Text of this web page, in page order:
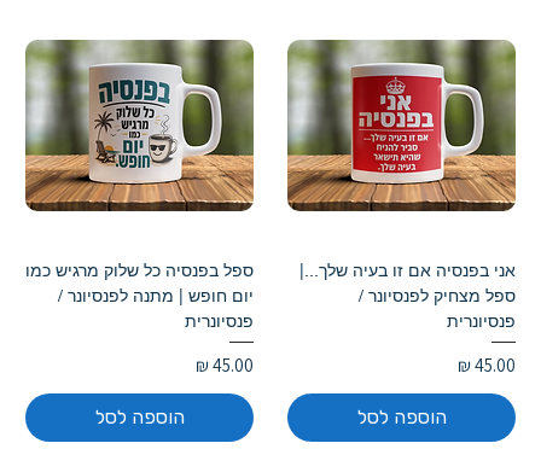
אני בפנסיה אם זו בעיה שלך...|
ספל מצחיק לפנסיונר /
פנסיונרית
מחיר
הוספה לסל
ספל בפנסיה כל שלוק מרגיש כמו
יום חופש | מתנה לפנסיונר /
פנסיונרית
מחיר
הוספה לסל